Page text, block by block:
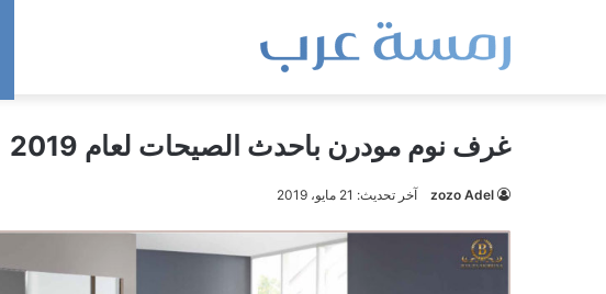
غرف نوم مودرن باحدث الصيحات لعام 2019
zozo Adel آخر تحديث: 21 مايو، 2019